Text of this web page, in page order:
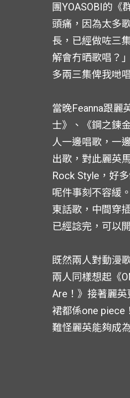
團YOASOBI的《
頭痛，因為太多
長，已經做咗三
解會冇晒歌唱？
多兩三集俾我哋
當晚Feanna跟麗
士》、《鋼之鍊
人一邊唱歌，一
出歌，對此麗英
Rock Style，好
呢件事刻不容緩
東話歌，中間穿
已經諗完，可以
既然兩人對動漫
兩人同樣想起《
Are！》接著麗
裙都係one piece
難怪麗英能夠成